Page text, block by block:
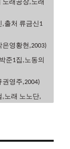
노래공장,노래
,출처 류금신1
영황현,2003)
준1집,노동의
영주,2004)
,노래 노노단,